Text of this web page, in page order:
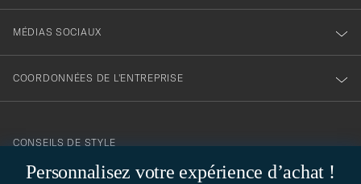
Personnalisez votre expérience d’achat !
MÉDIAS SOCIAUX
COORDONNÉES DE L'ENTREPRISE
CONSEILS DE STYLE
Besoin d'aide pour trouver votre style ? Laissez-nous vous guider,